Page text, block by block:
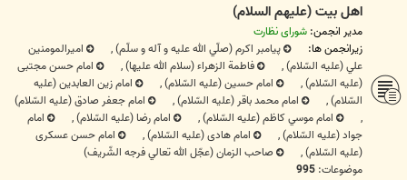
اهل بيت (عليهم السلام)
مدیر انجمن: شورای نظارت
زیرانجمن ها:
پيامبر اکرم (صلّي الله علیه و آله و سلّم),
اميرالمومنين
علي (علیه السّلام), فاطمة الزهراء (سلام الله علیها),
امام حسن مجتبی
(علیه السّلام), امام حسین‌ (علیه السّلام),
امام زین العابدین (علیه
السّلام), امام محمد باقر (علیه السّلام),
امام جعفر صادق (علیه السّلام)
,
امام موسي کاظم (علیه السّلام), امام رضا (علیه السّلام),
امام
جواد (علیه السّلام), امام هادی (علیه السّلام),
امام حسن عسکری
(علیه السّلام),
صاحب الزمان (عجّل الله تعالي فرجه الشّریف)
موضوعات: 995